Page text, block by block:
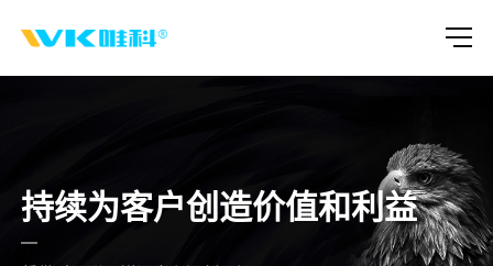
持续为客户创造价值和利益